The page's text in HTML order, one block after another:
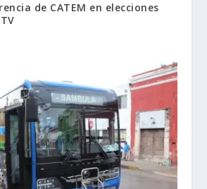
de CATEM en elecciones